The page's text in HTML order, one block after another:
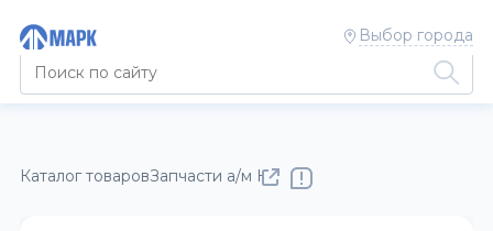
Выбор города
Каталог товаровЗапчасти а/м КАМАЗ